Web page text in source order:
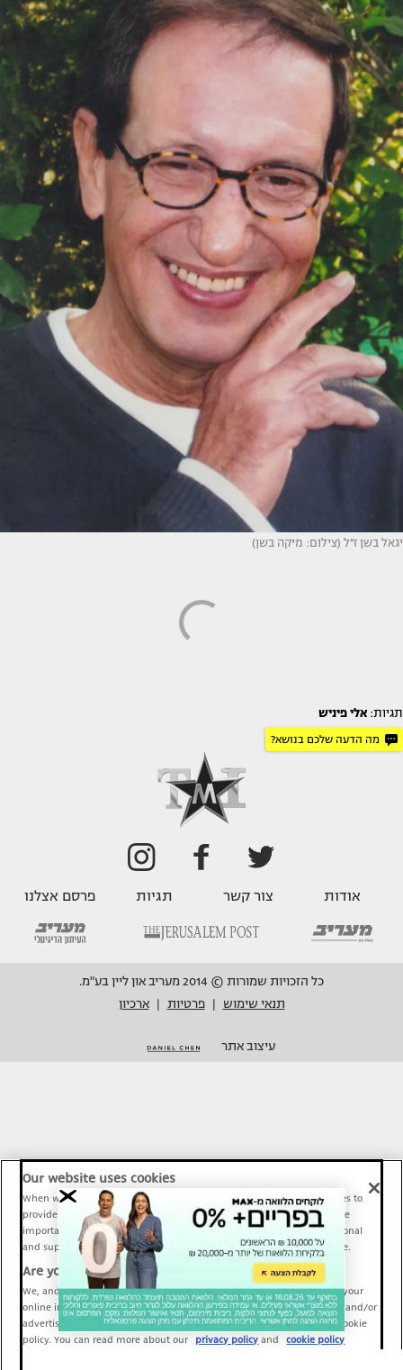
יגאל בשן ז''ל (צילום: מיקה בשן)
תגיות: אלי פיניש
מה הדעה שלכם בנושא?
אודות צור קשר תגיות פרסם אצלנו
כל הזכויות שמורות © 2014 מעריב און ליין בע"מ.
תנאי שימוש
פרטיות ארכיון
עיצוב אתר
Our website uses cookies
When we provide Maariv, TMI and Sport1 content online, we use cookies to
provide social media features and to analyze our traffic. These tools are
important and necessary for our website functionality. Others are optional
and support Maariv, TMI and Sport1 activity and your online experience.
Are you happy to accept cookies?
We, and our partners, use information about your use of our site and your
online interactions to improve our services and to personalize content and/or
advertising for you. You can read more about our privacy policy and cookie
policy. You can read more about our
privacy policy and cookie policy